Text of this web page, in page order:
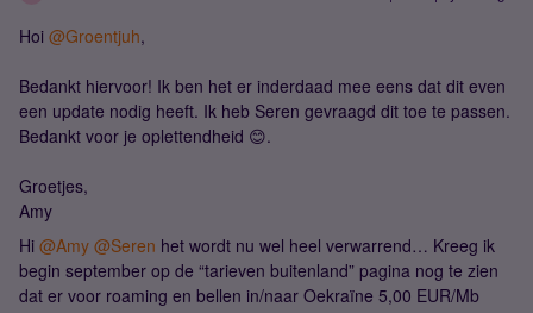
Hoi @Groentjuh,
Bedankt hiervoor! Ik ben het er inderdaad mee eens dat dit even
een update nodig heeft. Ik heb Seren gevraagd dit toe te passen.
Bedankt voor je oplettendheid 😊.
Groetjes,
Amy
Hi @Amy @Seren het wordt nu wel heel verwarrend… Kreeg ik
begin september op de “tarieven buitenland” pagina nog te zien
dat er voor roaming en bellen in/naar Oekraïne 5,00 EUR/Mb